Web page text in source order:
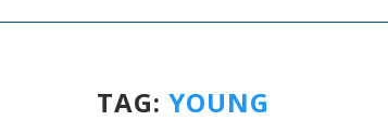
TAG: YOUNG